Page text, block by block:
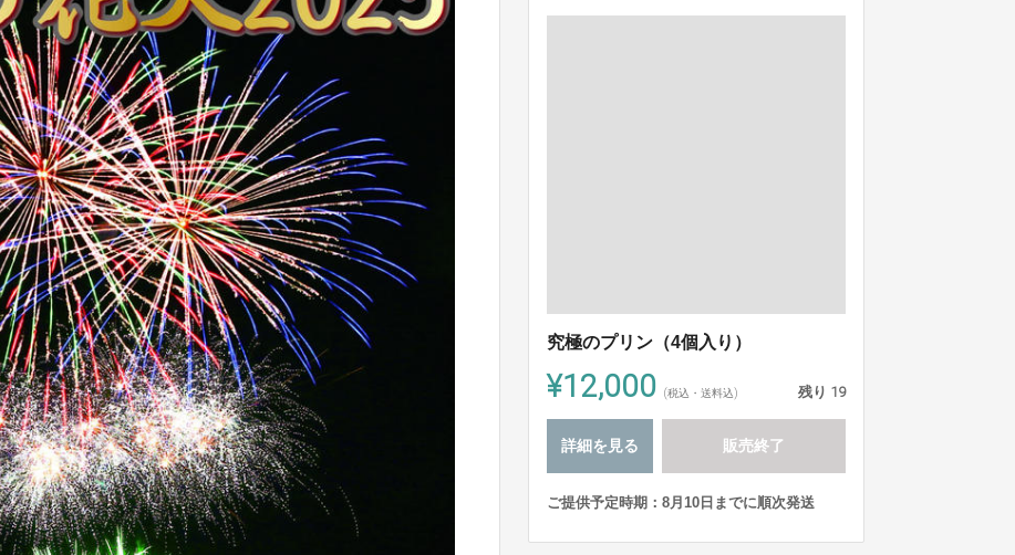
究極のプリン（4個入り）
¥12,000 (税込・送料込) 残り 19
詳細を見る 販売終了
ご提供予定時期：8月10日までに順次発送